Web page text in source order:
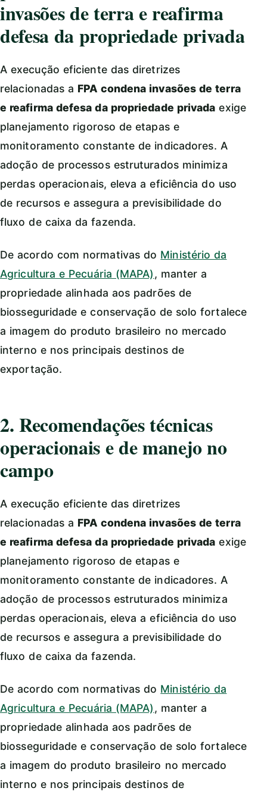
invasões de terra e reafirma
defesa da propriedade privada
A execução eficiente das diretrizes
relacionadas a FPA condena invasões de terra
e reafirma defesa da propriedade privada exige
planejamento rigoroso de etapas e
monitoramento constante de indicadores. A
adoção de processos estruturados minimiza
perdas operacionais, eleva a eficiência do uso
de recursos e assegura a previsibilidade do
fluxo de caixa da fazenda.
De acordo com normativas do Ministério da
Agricultura e Pecuária (MAPA), manter a
propriedade alinhada aos padrões de
biosseguridade e conservação de solo fortalece
a imagem do produto brasileiro no mercado
interno e nos principais destinos de
exportação.
2. Recomendações técnicas
operacionais e de manejo no
campo
A execução eficiente das diretrizes
relacionadas a FPA condena invasões de terra
e reafirma defesa da propriedade privada exige
planejamento rigoroso de etapas e
monitoramento constante de indicadores. A
adoção de processos estruturados minimiza
perdas operacionais, eleva a eficiência do uso
de recursos e assegura a previsibilidade do
fluxo de caixa da fazenda.
De acordo com normativas do Ministério da
Agricultura e Pecuária (MAPA), manter a
propriedade alinhada aos padrões de
biosseguridade e conservação de solo fortalece
a imagem do produto brasileiro no mercado
interno e nos principais destinos de